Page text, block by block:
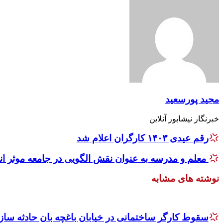
مجید پورسعید
خبرنگار نیشابور آنلاین
رقم عیدی ۱۴۰۳ کارگران اعلام شد
معلم و مدرسه به عنوان نقش الگویی در جامعه موثر
نوشته های مشابه
سقوط کارگر ساختمانی در خیابان باغچه بان حادثه